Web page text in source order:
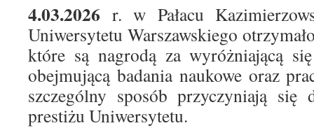
4.03.2026 r. w Pałacu
Uniwersytetu Warszawskiego
które są nagrodą za wyróżniającą
obejmującą badania naukowe oraz
szczególny sposób przyczyniają
prestiżu Uniwersytetu.